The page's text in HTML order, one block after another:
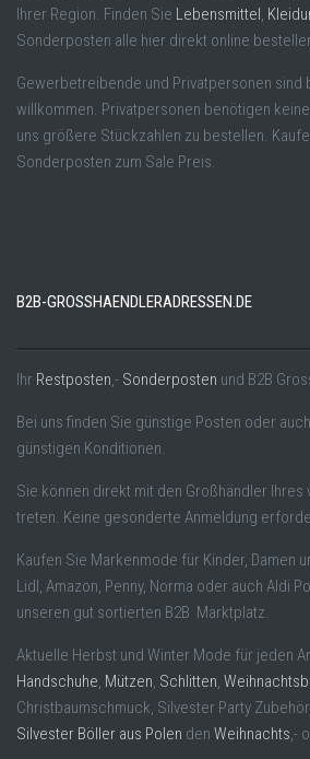
Ihrer Region. Finden Sie Lebensmittel,
Sonderposten alle hier direkt online
Gewerbetreibende und Privatpersonen sind
willkommen. Privatpersonen benötigen
uns größere Stückzahlen zu bestellen.
Sonderposten zum Sale Preis.
B2B-GROSSHAENDLERADRESSEN.DE
Ihr Restposten,- Sonderposten und B2B
Bei uns finden Sie günstige Posten oder
günstigen Konditionen.
Sie können direkt mit den Großhändler Ihres
treten. Keine gesonderte Anmeldung
Kaufen Sie Markenmode für Kinder, Damen
Lidl, Amazon, Penny, Norma oder auch Aldi
unseren gut sortierten B2B Marktplatz.
Aktuelle Herbst und Winter Mode für jeden
Handschuhe, Mützen, Schlitten,
Christbaumschmuck, Silvester Party
Silvester Böller aus Polen den Weihnachts,-